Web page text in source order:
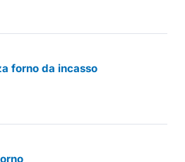
forno da incasso